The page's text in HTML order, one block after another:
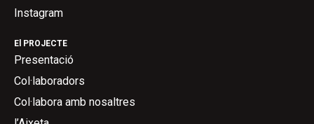
El PROJECTE
Presentació
Col·laboradors
Col·labora amb nosaltres
Instagram